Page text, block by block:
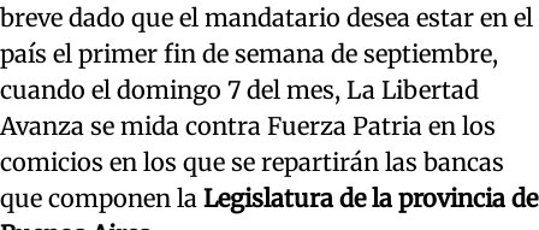
breve dado que el mandatario desea estar en el
país el primer fin de semana de septiembre,
cuando el domingo 7 del mes, La Libertad
Avanza se mida contra Fuerza Patria en los
comicios en los que se repartirán las bancas
que componen la Legislatura de la provincia de